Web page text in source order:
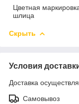
Цветная
шлица
Скрыть
Условия
Доставка
Самовывоз